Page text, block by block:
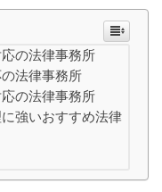
の法律事務所
法律事務所
の法律事務所
強いおすすめ法律